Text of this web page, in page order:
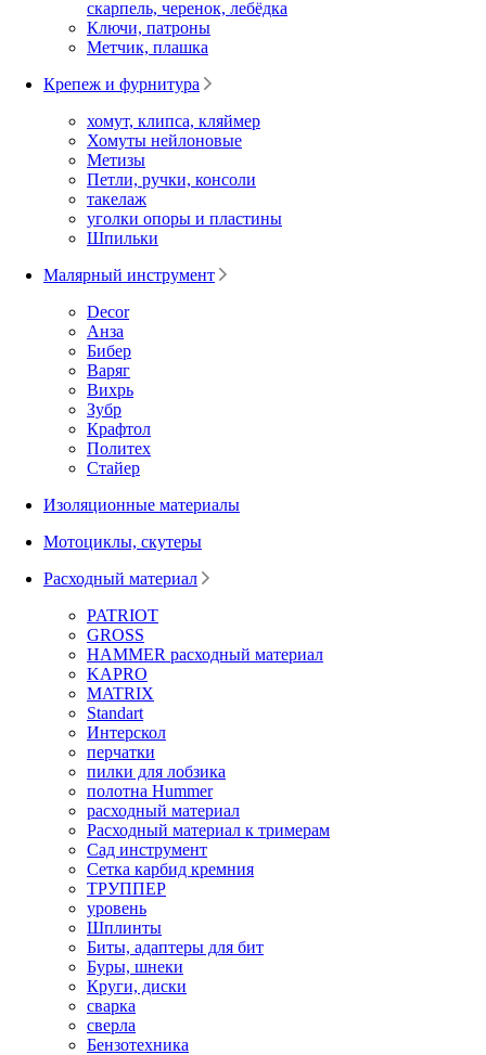
скарпель, черенок, лебёдка
Ключи, патроны
Метчик, плашка
Крепеж и фурнитура
хомут, клипса, кляймер
Хомуты нейлоновые
Метизы
Петли, ручки, консоли
такелаж
уголки опоры и пластины
Шпильки
Малярный инструмент
Decor
Анза
Бибер
Варяг
Вихрь
Зубр
Крафтол
Политех
Стайер
Изоляционные материалы
Мотоциклы, скутеры
Расходный материал
PATRIOT
GROSS
HAMMER расходный материал
KAPRO
MATRIX
Standart
Интерскол
перчатки
пилки для лобзика
полотна Hummer
расходный материал
Расходный материал к тримерам
Сад инструмент
Сетка карбид кремния
ТРУППЕР
уровень
Шплинты
Биты, адаптеры для бит
Буры, шнеки
Круги, диски
сварка
сверла
Бензотехника